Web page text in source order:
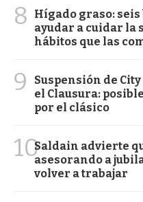
8
Hígado graso: seis
ayudar a cuidar la
hábitos que las
9
Suspensión de
el Clausura:
por el clásico
10Saldain advierte
asesorando a
volver a trabajar